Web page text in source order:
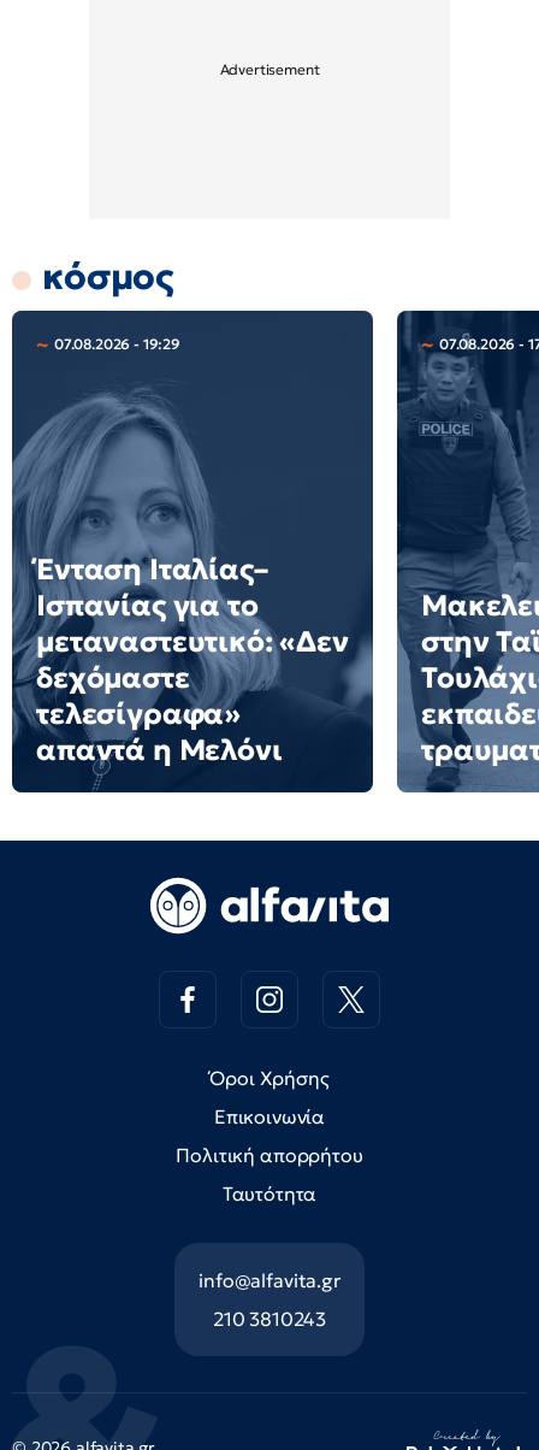
κόσμος
07.08.2026 - 19:29
Ένταση Ιταλίας–
Ισπανίας για το
μεταναστευτικό: «Δεν
δεχόμαστε
τελεσίγραφα»
απαντά η Μελόνι
07.08.2026 -
στην
Όροι Χρήσης
Επικοινωνία
Πολιτική απορρήτου
Ταυτότητα
info@alfavita.gr
210 3810243